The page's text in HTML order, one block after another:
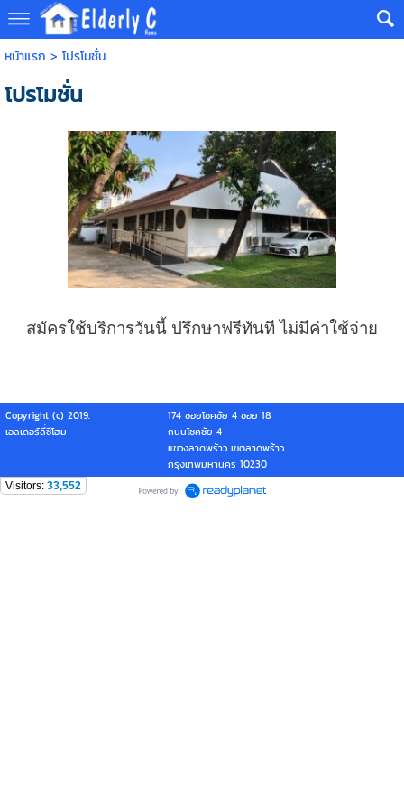
หน้าแรก > โปรโมชั่น
โปรโมชั่น
สมัครใช้บริการวันนี้ ปรึกษาฟรีทันที ไม่มีค่าใช้จ่าย
Copyright (c) 2019.
174 ซอยโชคชัย 4 ซอย 18
เอลเดอร์ลี่ซีโฮม
ถนนโชคชัย 4
แขวงลาดพร้าว เขตลาดพร้าว
กรุงเทพมหานคร 10230
Visitors: 33,552